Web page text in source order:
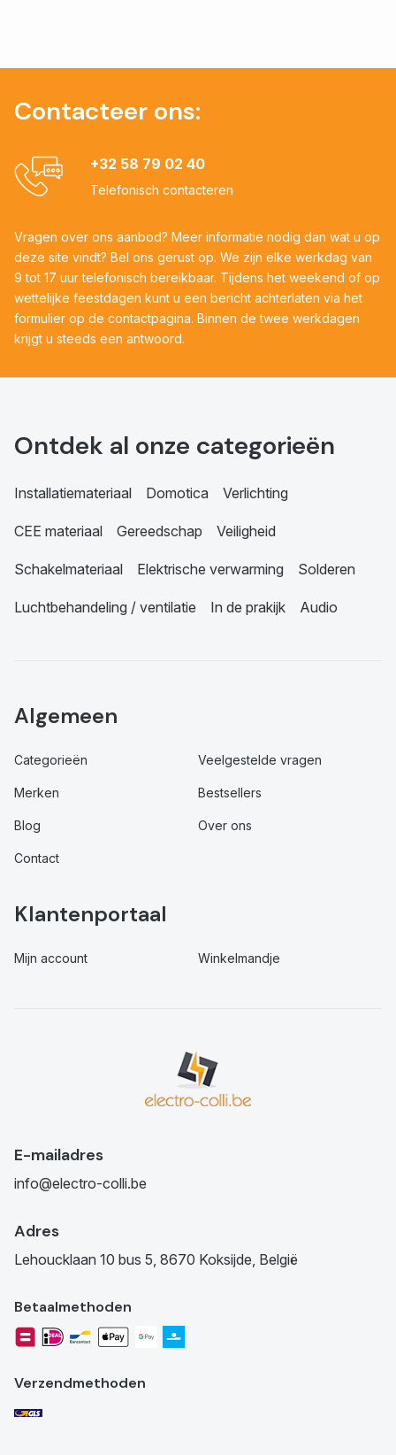
Contacteer ons:
+32 58 79 02 40
Telefonisch contacteren
Vragen over ons aanbod? Meer informatie nodig dan wat u op
deze site vindt? Bel ons gerust op. We zijn elke werkdag van
9 tot 17 uur telefonisch bereikbaar. Tijdens het weekend of op
wettelijke feestdagen kunt u een bericht achterlaten via het
formulier op de contactpagina. Binnen de twee werkdagen
krijgt u steeds een antwoord.
Ontdek al onze categorieën
Installatiemateriaal Domotica Verlichting
CEE materiaal Gereedschap Veiligheid
Schakelmateriaal Elektrische verwarming Solderen
Luchtbehandeling / ventilatie In de prakijk Audio
Algemeen
Categorieën Veelgestelde vragen
Merken Bestsellers
Blog Over ons
Contact
Klantenportaal
Mijn account Winkelmandje
E-mailadres
info@electro-colli.be
Adres
Lehoucklaan 10 bus 5, 8670 Koksijde, België
Betaalmethoden
Verzendmethoden